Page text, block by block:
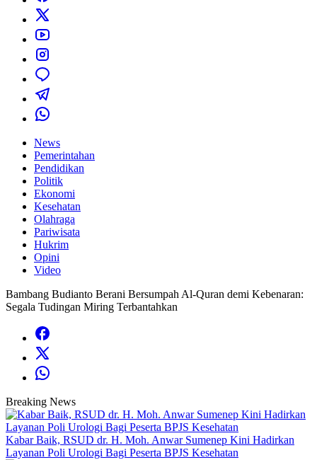
News
Pemerintahan
Pendidikan
Politik
Ekonomi
Kesehatan
Olahraga
Pariwisata
Hukrim
Opini
Video
Bambang Budianto Berani Bersumpah Al-Quran demi Kebenaran:
Segala Tudingan Miring Terbantahkan
Breaking News
Kabar Baik, RSUD dr. H. Moh. Anwar Sumenep Kini Hadirkan
Layanan Poli Urologi Bagi Peserta BPJS Kesehatan